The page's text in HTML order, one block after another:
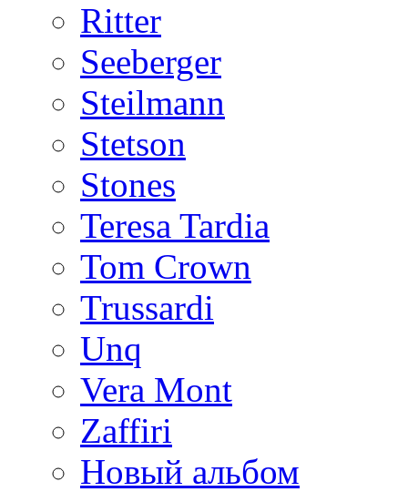
Ritter
Seeberger
Steilmann
Stetson
Stones
Teresa Tardia
Tom Crown
Trussardi
Unq
Vera Mont
Zaffiri
Новый альбом